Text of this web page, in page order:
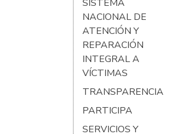
SISTEMA
NACIONAL DE
ATENCIÓN Y
REPARACIÓN
INTEGRAL A
VÍCTIMAS
TRANSPARENCIA
PARTICIPA
SERVICIOS Y